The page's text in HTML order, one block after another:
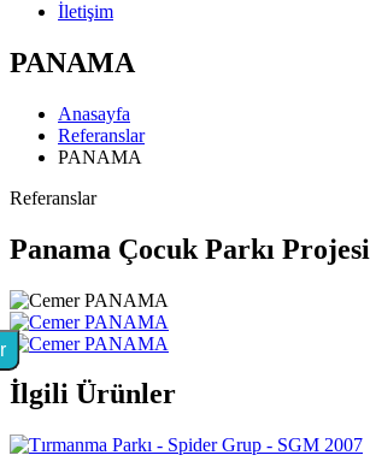
İletişim
PANAMA
Anasayfa
Referanslar
PANAMA
Referanslar
Panama Çocuk Parkı Projesi
İlgili Ürünler